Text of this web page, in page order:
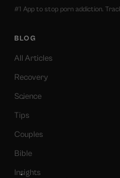
#1 App to stop porn addiction.
BLOG
All Articles
Recovery
Science
Tips
Couples
Bible
Insights